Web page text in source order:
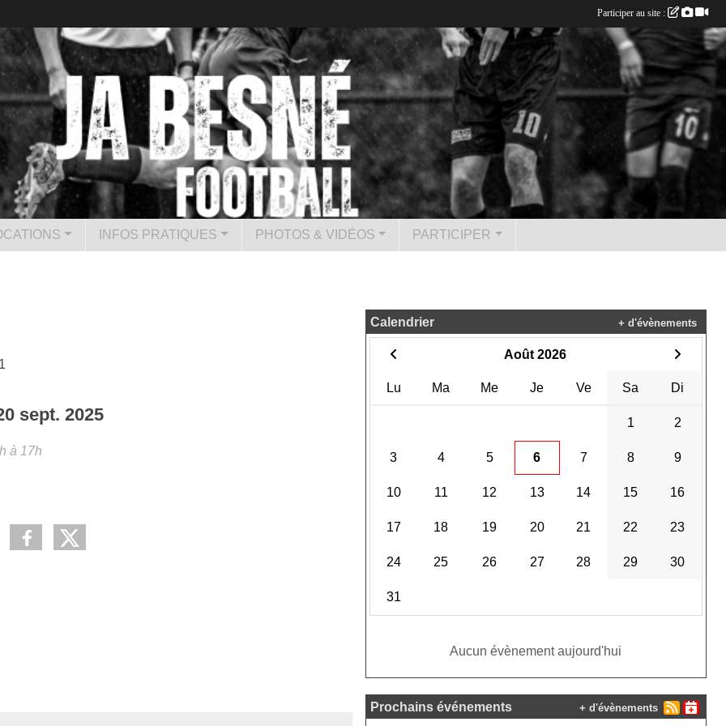
INFOS PRATIQUES PHOTOS & VIDÉOS PARTICIPER
sept. 2025
à 17h
Calendrier
Août 2026
Lu Ma Me Je Ve Sa Di
1 2
3 4 5 6 7 8 9
10 11 12 13 14 15 16
17 18 19 20 21 22 23
24 25 26 27 28 29 30
31
Aucun évènement aujourd'hui
+ d'évènements
Prochains événements + d'évènements
Participer au site :